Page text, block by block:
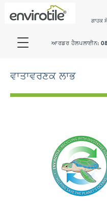
ਆਰਡਰ ਹੈਲਪਲਾਈਨ:
ਗਾਹਕ
ਵਾਤਾਵਰਣਕ ਲਾਭ